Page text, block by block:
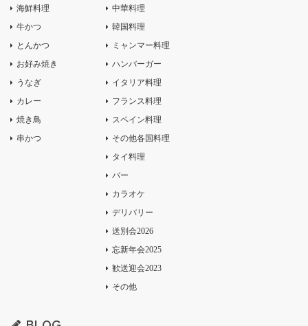
海鮮料理
牛かつ
とんかつ
お好み焼き
うなぎ
カレー
焼き鳥
串かつ
中華料理
韓国料理
ミャンマー料理
ハンバーガー
イタリア料理
フランス料理
スペイン料理
その他各国料理
タイ料理
バー
カラオケ
デリバリー
送別会2026
忘新年会2025
歓送迎会2023
その他